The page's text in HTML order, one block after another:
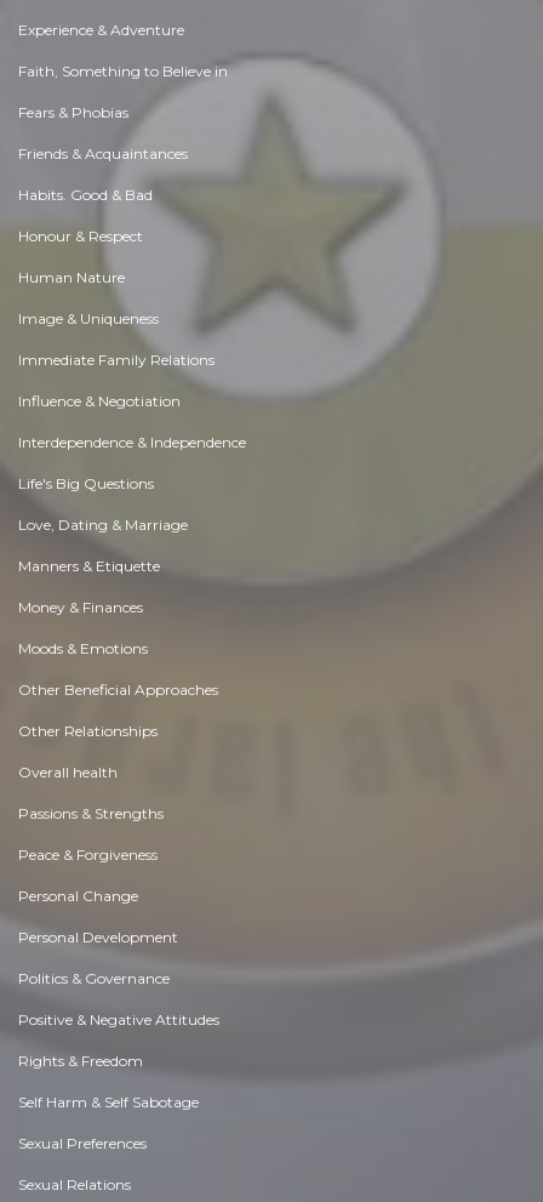
Experience & Adventure
Faith, Something to Believe in
Fears & Phobias
Friends & Acquaintances
Habits. Good & Bad
Honour & Respect
Human Nature
Image & Uniqueness
Immediate Family Relations
Influence & Negotiation
Interdependence & Independence
Life's Big Questions
Love, Dating & Marriage
Manners & Etiquette
Money & Finances
Moods & Emotions
Other Beneficial Approaches
Other Relationships
Overall health
Passions & Strengths
Peace & Forgiveness
Personal Change
Personal Development
Politics & Governance
Positive & Negative Attitudes
Rights & Freedom
Self Harm & Self Sabotage
Sexual Preferences
Sexual Relations